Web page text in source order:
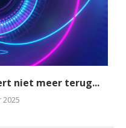
niet meer terug...
2025